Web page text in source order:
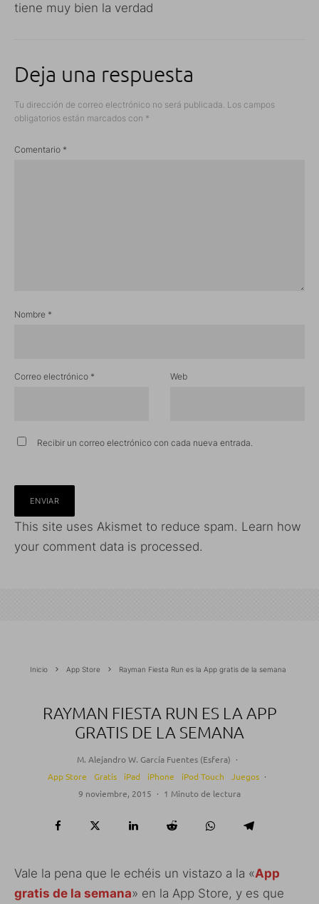
tiene muy bien la verdad
Deja una respuesta
Tu dirección de correo electrónico no será publicada. Los campos
obligatorios están marcados con *
Comentario *
Nombre *
Correo electrónico * Web
Recibir un correo electrónico con cada nueva entrada.
This site uses Akismet to reduce spam. Learn how
your comment data is processed.
Inicio App Store Rayman Fiesta Run es la App gratis de la semana
RAYMAN FIESTA RUN ES LA APP
GRATIS DE LA SEMANA
M. Alejandro W. García Fuentes (Esfera) ·
App Store
Gratis iPad iPhone iPod Touch Juegos ·
9 noviembre, 2015 · 1 Minuto de lectura
Vale la pena que le echéis un vistazo a la «App
gratis de la semana» en la App Store, y es que